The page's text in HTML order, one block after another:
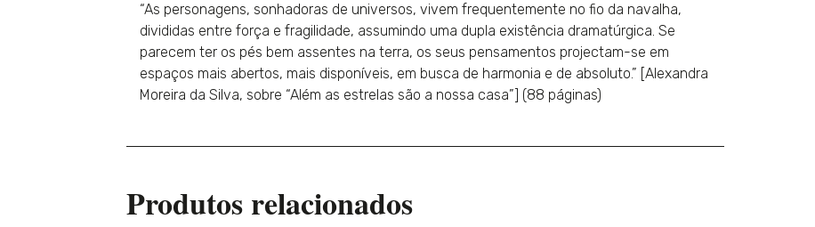
“As personagens, sonhadoras de universos, vivem frequentemente no fio da navalha,
divididas entre força e fragilidade, assumindo uma dupla existência dramatúrgica. Se
parecem ter os pés bem assentes na terra, os seus pensamentos projectam-se em
espaços mais abertos, mais disponíveis, em busca de harmonia e de absoluto.” [Alexandra
Moreira da Silva, sobre “Além as estrelas são a nossa casa”] (88 páginas)
Produtos relacionados